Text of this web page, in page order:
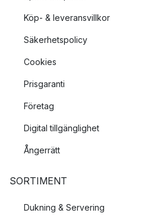
Köp- & leveransvillkor
Säkerhetspolicy
Cookies
Prisgaranti
Företag
Digital tillgänglighet
Ångerrätt
SORTIMENT
Dukning & Servering